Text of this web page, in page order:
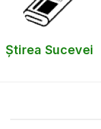
Știrea Sucevei